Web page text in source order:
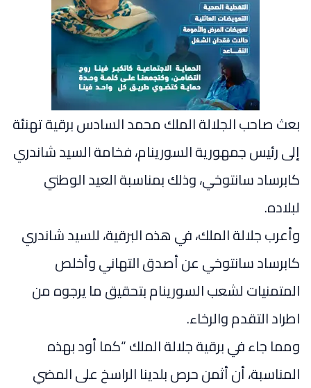
بعث صاحب الجلالة الملك محمد السادس برقية تهنئة
إلى رئيس جمهورية السورينام، فخامة السيد شاندري
كابرساد سانتوخي، وذلك بمناسبة العيد الوطني
لبلاده.
وأعرب جلالة الملك، في هذه البرقية، للسيد شاندري
كابرساد سانتوخي عن أصدق التهاني وأخلص
المتمنيات لشعب السورينام بتحقيق ما يرجوه من
اطراد التقدم والرخاء.
ومما جاء في برقية جلالة الملك “كما أود بهذه
المناسبة، أن أثمن حرص بلدينا الراسخ على المضي